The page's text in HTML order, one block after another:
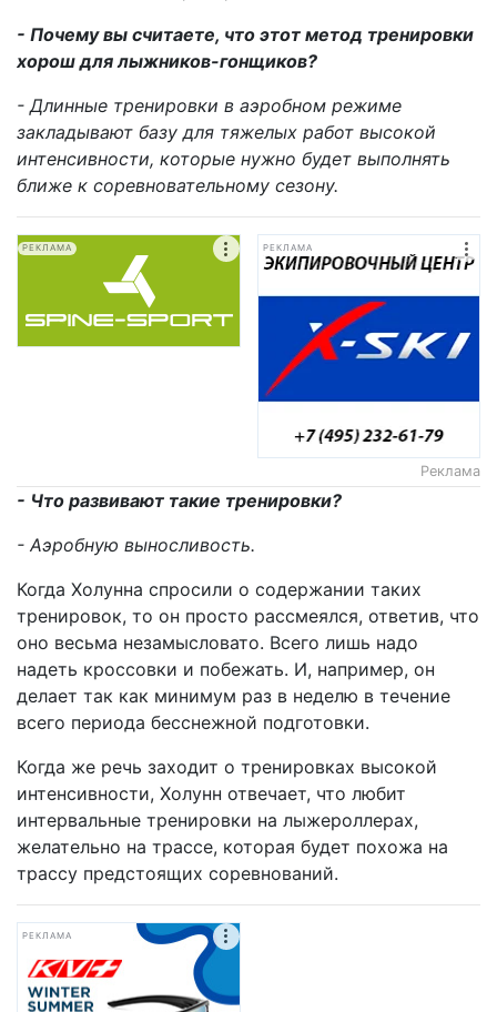
- Почему вы считаете, что этот метод тренировки
хорош для лыжников-гонщиков?
- Длинные тренировки в аэробном режиме
закладывают базу для тяжелых работ высокой
интенсивности, которые нужно будет выполнять
ближе к соревновательному сезону.
РЕКЛАМА РЕКЛАМА
Реклама
- Что развивают такие тренировки?
- Аэробную выносливость.
Когда Холунна спросили о содержании таких
тренировок, то он просто рассмеялся, ответив, что
оно весьма незамысловато. Всего лишь надо
надеть кроссовки и побежать. И, например, он
делает так как минимум раз в неделю в течение
всего периода бесснежной подготовки.
Когда же речь заходит о тренировках высокой
интенсивности, Холунн отвечает, что любит
интервальные тренировки на лыжероллерах,
желательно на трассе, которая будет похожа на
трассу предстоящих соревнований.
РЕКЛАМА